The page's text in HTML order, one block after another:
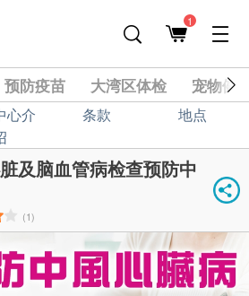
1
预防疫苗 大湾区体检 宠物健
心介
条款 地点
及脑血管病检查预防中
(1)